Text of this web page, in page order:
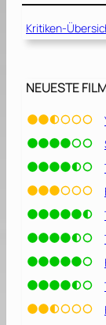
Kritiken-
NEUESTE